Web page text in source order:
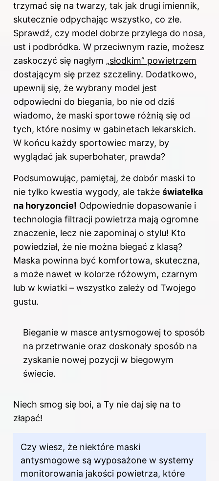
trzymać się na twarzy, tak jak drugi imiennik,
skutecznie odpychając wszystko, co złe.
Sprawdź, czy model dobrze przylega do nosa,
ust i podbródka. W przeciwnym razie, możesz
zaskoczyć się nagłym „słodkim” powietrzem
dostającym się przez szczeliny. Dodatkowo,
upewnij się, że wybrany model jest
odpowiedni do biegania, bo nie od dziś
wiadomo, że maski sportowe różnią się od
tych, które nosimy w gabinetach lekarskich.
W końcu każdy sportowiec marzy, by
wyglądać jak superbohater, prawda?
Podsumowując, pamiętaj, że dobór maski to
nie tylko kwestia wygody, ale także światełka
na horyzoncie! Odpowiednie dopasowanie i
technologia filtracji powietrza mają ogromne
znaczenie, lecz nie zapominaj o stylu! Kto
powiedział, że nie można biegać z klasą?
Maska powinna być komfortowa, skuteczna,
a może nawet w kolorze różowym, czarnym
lub w kwiatki – wszystko zależy od Twojego
gustu.
Bieganie w masce antysmogowej to sposób
na przetrwanie oraz doskonały sposób na
zyskanie nowej pozycji w biegowym
świecie.
Niech smog się boi, a Ty nie daj się na to
złapać!
Czy wiesz, że niektóre maski
antysmogowe są wyposażone w systemy
monitorowania jakości powietrza, które